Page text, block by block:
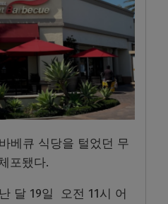
베큐 식당을 털었던 무
포됐다.
달 19일 오전 11시 어